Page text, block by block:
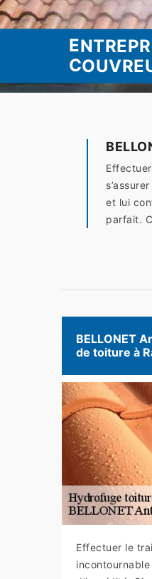
et lui
parfait.
BELLONET
de toiture à
Effectuer le